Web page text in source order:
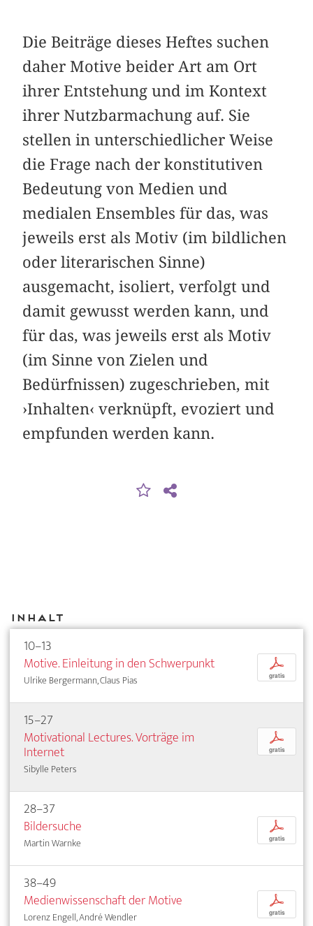
Die Beiträge dieses Heftes suchen
daher Motive beider Art am Ort
ihrer Entstehung und im Kontext
ihrer Nutzbarmachung auf. Sie
stellen in unterschiedlicher Weise
die Frage nach der konstitutiven
Bedeutung von Medien und
medialen Ensembles für das, was
jeweils erst als Motiv (im bildlichen
oder literarischen Sinne)
ausgemacht, isoliert, verfolgt und
damit gewusst werden kann, und
für das, was jeweils erst als Motiv
(im Sinne von Zielen und
Bedürfnissen) zugeschrieben, mit
›Inhalten‹ verknüpft, evoziert und
empfunden werden kann.
Inhalt
10–13
Motive. Einleitung in den Schwerpunkt
Ulrike Bergermann, Claus Pias
p
gratis
15–27
Motivational Lectures. Vorträge im
Internet
Sibylle Peters
p
gratis
28–37
Bildersuche
Martin Warnke
p
gratis
38–49
Medienwissenschaft der Motive
Lorenz Engell, André Wendler
p
gratis